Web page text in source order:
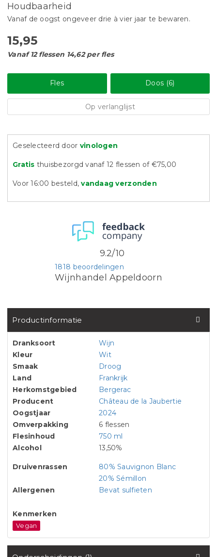
Houdbaarheid
Vanaf de oogst ongeveer drie à vier jaar te bewaren.
15,95
Vanaf 12 flessen 14,62 per fles
Fles Doos (6)
Op verlanglijst
Geselecteerd door vinologen
Gratis thuisbezorgd vanaf 12 flessen of €75,00
Voor 16:00 besteld,vandaag verzonden
Wijnhandel Appeldoorn
1818 beoordelingen
9.2/10
Productinformatie
Dranksoort
Wijn
Kleur
Wit
Smaak
Droog
Land
Frankrijk
Herkomstgebied
Bergerac
Producent
Château de la Jaubertie
Oogstjaar
2024
Omverpakking
6 flessen
Flesinhoud
750 ml
Alcohol
13,50%
Druivenrassen
80% Sauvignon Blanc
20% Sémillon
Allergenen
Bevat sulfieten
Kenmerken
Vegan